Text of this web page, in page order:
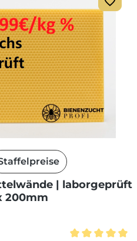
| laborgeprüft
200mm